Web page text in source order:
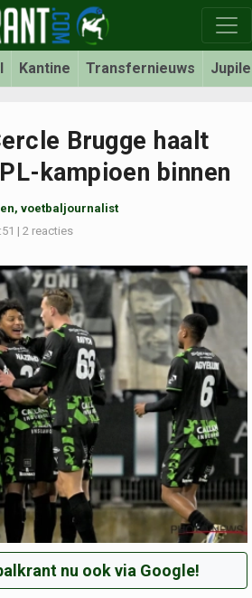
Kantine Transfernieuws
Brugge haalt
kampioen binnen
, voetbaljournalist
| 2 reacties
nu ook via Google!